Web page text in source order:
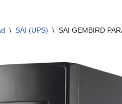
\ SAI (UPS) \ SAI GEMBIRD